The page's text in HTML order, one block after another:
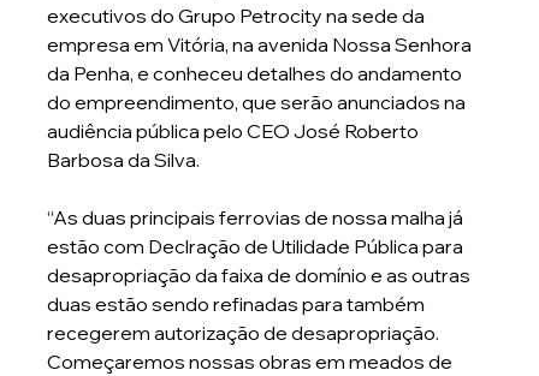
executivos do Grupo Petrocity na sede da
empresa em Vitória, na avenida Nossa Senhora
da Penha, e conheceu detalhes do andamento
do empreendimento, que serão anunciados na
audiência pública pelo CEO José Roberto
Barbosa da Silva.
“As duas principais ferrovias de nossa malha já
estão com Declração de Utilidade Pública para
desapropriação da faixa de domínio e as outras
duas estão sendo refinadas para também
recegerem autorização de desapropriação.
Começaremos nossas obras em meados de